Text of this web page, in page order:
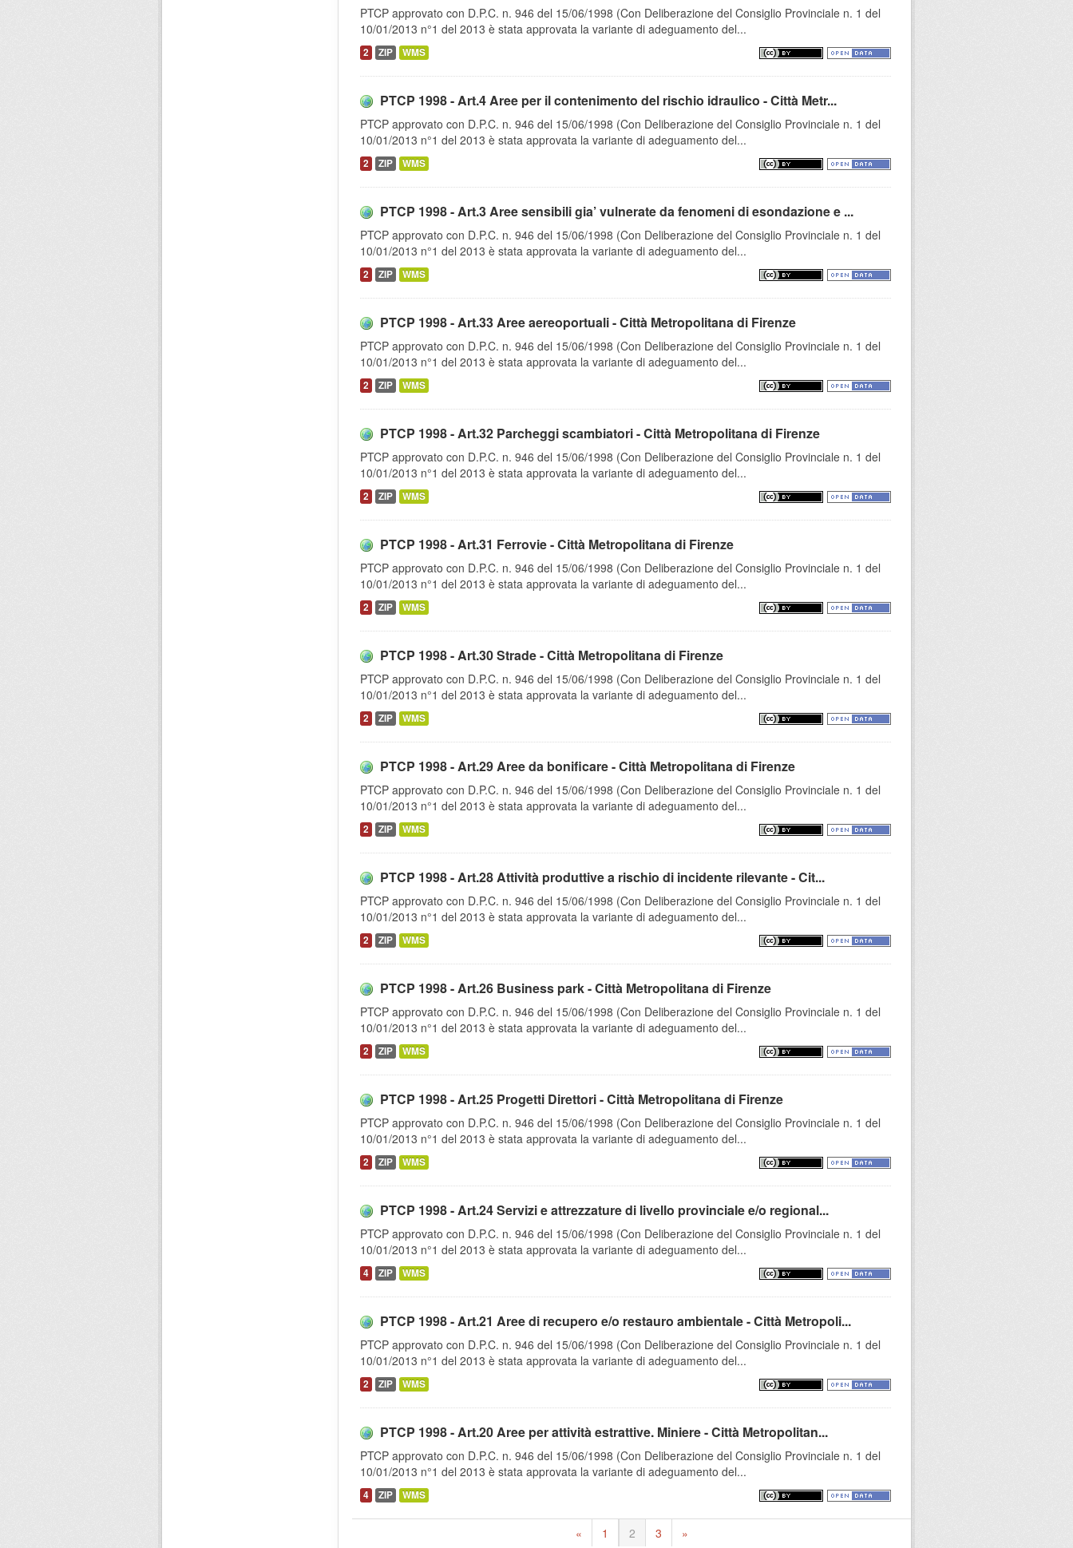
PTCP approvato con D.P.C. n. 946 del 15/06/1998 (Con Deliberazione del Consiglio Provinciale n. 1 del
10/01/2013 n°1 del 2013 è stata approvata la variante di adeguamento del...
2 ZIP WMS
PTCP 1998 - Art.4 Aree per il contenimento del rischio idraulico - Città Metr...
PTCP approvato con D.P.C. n. 946 del 15/06/1998 (Con Deliberazione del Consiglio Provinciale n. 1 del
10/01/2013 n°1 del 2013 è stata approvata la variante di adeguamento del...
2 ZIP WMS
PTCP 1998 - Art.3 Aree sensibili gia’ vulnerate da fenomeni di esondazione e ...
PTCP approvato con D.P.C. n. 946 del 15/06/1998 (Con Deliberazione del Consiglio Provinciale n. 1 del
10/01/2013 n°1 del 2013 è stata approvata la variante di adeguamento del...
2 ZIP WMS
PTCP 1998 - Art.33 Aree aereoportuali - Città Metropolitana di Firenze
PTCP approvato con D.P.C. n. 946 del 15/06/1998 (Con Deliberazione del Consiglio Provinciale n. 1 del
10/01/2013 n°1 del 2013 è stata approvata la variante di adeguamento del...
2 ZIP WMS
PTCP 1998 - Art.32 Parcheggi scambiatori - Città Metropolitana di Firenze
PTCP approvato con D.P.C. n. 946 del 15/06/1998 (Con Deliberazione del Consiglio Provinciale n. 1 del
10/01/2013 n°1 del 2013 è stata approvata la variante di adeguamento del...
2 ZIP WMS
PTCP 1998 - Art.31 Ferrovie - Città Metropolitana di Firenze
PTCP approvato con D.P.C. n. 946 del 15/06/1998 (Con Deliberazione del Consiglio Provinciale n. 1 del
10/01/2013 n°1 del 2013 è stata approvata la variante di adeguamento del...
2 ZIP WMS
PTCP 1998 - Art.30 Strade - Città Metropolitana di Firenze
PTCP approvato con D.P.C. n. 946 del 15/06/1998 (Con Deliberazione del Consiglio Provinciale n. 1 del
10/01/2013 n°1 del 2013 è stata approvata la variante di adeguamento del...
2 ZIP WMS
PTCP 1998 - Art.29 Aree da bonificare - Città Metropolitana di Firenze
PTCP approvato con D.P.C. n. 946 del 15/06/1998 (Con Deliberazione del Consiglio Provinciale n. 1 del
10/01/2013 n°1 del 2013 è stata approvata la variante di adeguamento del...
2 ZIP WMS
PTCP 1998 - Art.28 Attività produttive a rischio di incidente rilevante - Cit...
PTCP approvato con D.P.C. n. 946 del 15/06/1998 (Con Deliberazione del Consiglio Provinciale n. 1 del
10/01/2013 n°1 del 2013 è stata approvata la variante di adeguamento del...
2 ZIP WMS
PTCP 1998 - Art.26 Business park - Città Metropolitana di Firenze
PTCP approvato con D.P.C. n. 946 del 15/06/1998 (Con Deliberazione del Consiglio Provinciale n. 1 del
10/01/2013 n°1 del 2013 è stata approvata la variante di adeguamento del...
2 ZIP WMS
PTCP 1998 - Art.25 Progetti Direttori - Città Metropolitana di Firenze
PTCP approvato con D.P.C. n. 946 del 15/06/1998 (Con Deliberazione del Consiglio Provinciale n. 1 del
10/01/2013 n°1 del 2013 è stata approvata la variante di adeguamento del...
2 ZIP WMS
PTCP 1998 - Art.24 Servizi e attrezzature di livello provinciale e/o regional...
PTCP approvato con D.P.C. n. 946 del 15/06/1998 (Con Deliberazione del Consiglio Provinciale n. 1 del
10/01/2013 n°1 del 2013 è stata approvata la variante di adeguamento del...
4 ZIP WMS
PTCP 1998 - Art.21 Aree di recupero e/o restauro ambientale - Città Metropoli...
PTCP approvato con D.P.C. n. 946 del 15/06/1998 (Con Deliberazione del Consiglio Provinciale n. 1 del
10/01/2013 n°1 del 2013 è stata approvata la variante di adeguamento del...
2 ZIP WMS
PTCP 1998 - Art.20 Aree per attività estrattive. Miniere - Città Metropolitan...
PTCP approvato con D.P.C. n. 946 del 15/06/1998 (Con Deliberazione del Consiglio Provinciale n. 1 del
10/01/2013 n°1 del 2013 è stata approvata la variante di adeguamento del...
4 ZIP WMS
« 1 2 3 »